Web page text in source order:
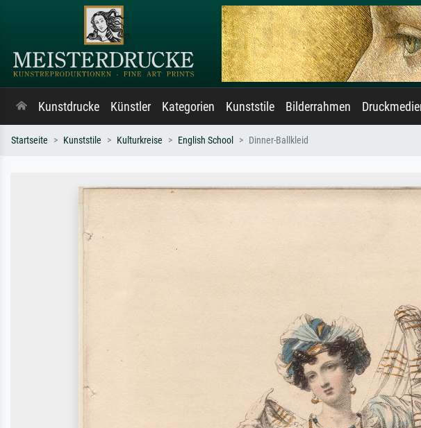
Kunstdrucke Künstler Kategorien Kunststile Bilderrahmen
Startseite Kunststile Kulturkreise English School Dinner-Ballkleid